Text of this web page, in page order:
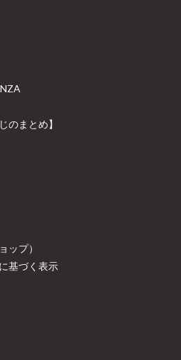
のまとめ】
ップ）
基づく表示